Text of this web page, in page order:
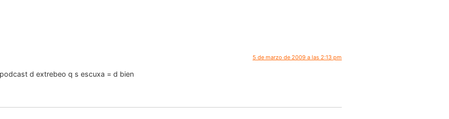
5 de marzo de 2009 a las 2:13 pm
d extrebeo q s escuxa = d bien